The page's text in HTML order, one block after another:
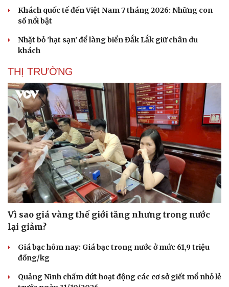
Khách quốc tế đến Việt Nam 7 tháng 2026: Những con
số nổi bật
Nhặt bỏ 'hạt sạn' để làng biển Đắk Lắk giữ chân du
khách
THỊ TRƯỜNG
Vì sao giá vàng thế giới tăng nhưng trong nước
lại giảm?
Giá bạc hôm nay: Giá bạc trong nước ở mức 61,9 triệu
đồng/kg
Quảng Ninh chấm dứt hoạt động các cơ sở giết mổ nhỏ lẻ